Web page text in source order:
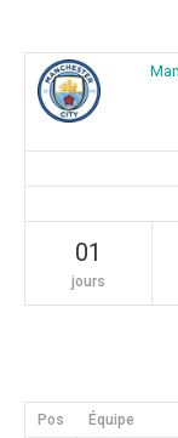
01
jours
Pos Équipe